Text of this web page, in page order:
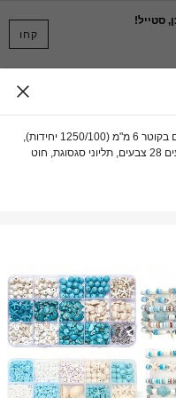
קחו
ערכת הכנת צמידי קריסטל עגולים בקוטר 6 מ"מ (1250/100 יחידות),
כוללת חרוזי זכוכית קריסטל בצבעים 28 צבעים, תליוני סגסוגת, חוט
יצירה, נהדר למתחילים